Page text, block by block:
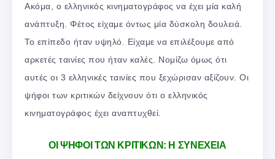
Ακόμα, ο ελληνικός κινηματογράφος να έχει μία καλή
ανάπτυξη. Φέτος είχαμε όντως μία δύσκολη δουλειά.
Το επίπεδο ήταν υψηλό. Είχαμε να επιλέξουμε από
αρκετές ταινίες που ήταν καλές. Νομίζω όμως ότι
αυτές οι 3 ελληνικές ταινίες που ξεχώρισαν αξίζουν. Οι
ψήφοι των κριτικών δείχνουν ότι ο ελληνικός
κινηματογράφος έχει αναπτυχθεί.
ΟΙ ΨΗΦΟΙ ΤΩΝ ΚΡΙΤΙΚΩΝ: Η ΣΥΝΕΧΕΙΑ